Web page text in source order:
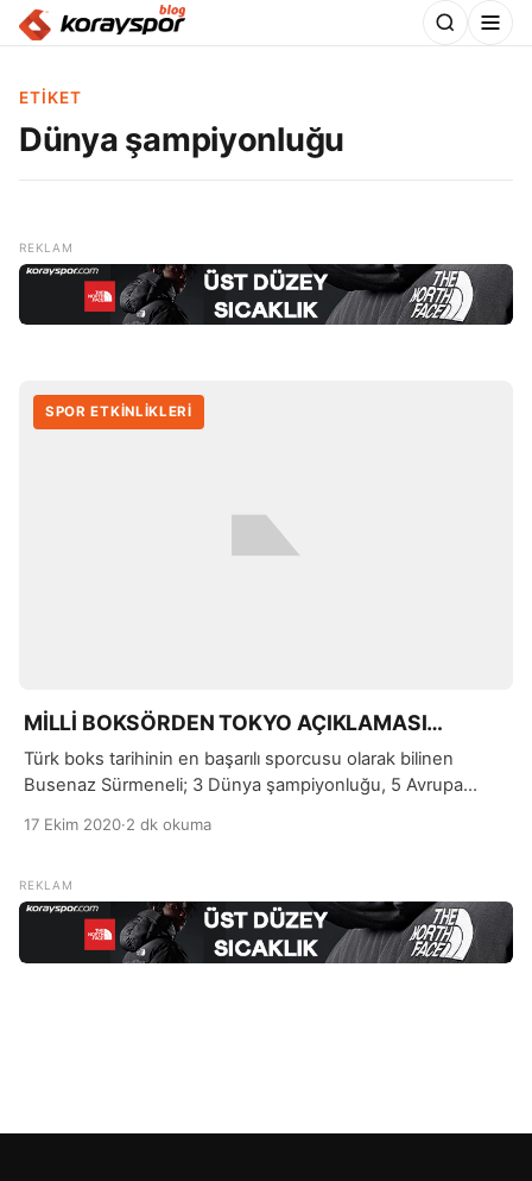
ETIKET
Dünya şampiyonluğu
SPOR ETKİNLİKLERİ
MİLLİ BOKSÖRDEN TOKYO AÇIKLAMASI…
Türk boks tarihinin en başarılı sporcusu olarak bilinen
Busenaz Sürmeneli; 3 Dünya şampiyonluğu, 5 Avrupa
17 Ekim 2020·2 dk okuma